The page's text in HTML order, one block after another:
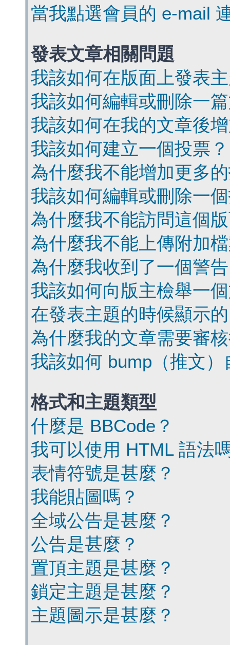
當我點選會員的 e-mail
發表文章相關問題
我該如何在版面上發表
我該如何編輯或刪除一
我該如何在我的文章後
我該如何建立一個投票？
為什麼我不能增加更多
我該如何編輯或刪除一
為什麼我不能訪問這個
為什麼我不能上傳附加
為什麼我收到了一個警
我該如何向版主檢舉一
在發表主題的時候顯示
為什麼我的文章需要審
我該如何 bump（推文
格式和主題類型
什麼是 BBCode？
我可以使用 HTML 語法
表情符號是甚麼？
我能貼圖嗎？
全域公告是甚麼？
公告是甚麼？
置頂主題是甚麼？
鎖定主題是甚麼？
主題圖示是甚麼？